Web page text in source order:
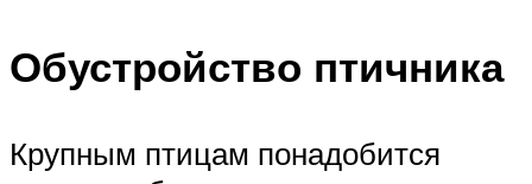
Обустройство птичника
Крупным птицам понадобится